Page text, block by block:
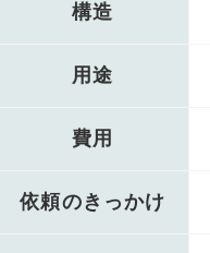
構造
用途
費用
依頼のきっかけ